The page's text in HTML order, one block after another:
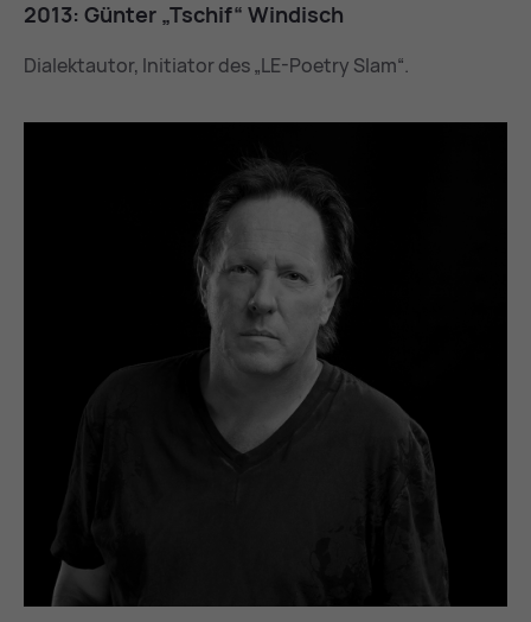
2013: Gün­ter „Tschif“ Win­disch
Dialektautor, Initiator des „LE-Poetry Slam“.